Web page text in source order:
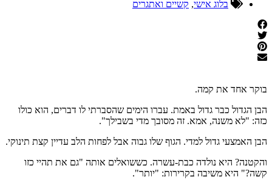
בלוג אישי, קשיים ואתגרים
בוקר אחד את קמה.
הבן הגדול כבר גדול באמת. עברו הימים שהסברתי לו דברים, הוא כולו
כזה: "לא משנה, אמא. זה מסובך מדי בשבילך".
הבן האמצעי גדול למדי. הגוף שלו גבוה אבל לפחות הלב עדיין קצת תינוקי.
והקטנה? היא נולדה כבת-עשרה. כששואלים אותה "גם את תהיי כזו
קשה?" היא משיבה בקרירות: "יותר".